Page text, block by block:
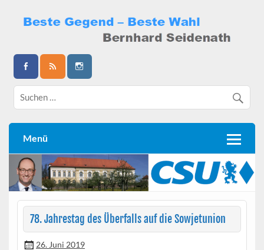
content
Bernhard Seidenath
Menü
78. Jahrestag des Überfalls auf die Sowjetunion
26. Juni 2019